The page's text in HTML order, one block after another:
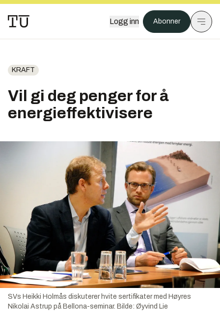
Logg inn Abonner
KRAFT
Vil gi deg penger for å
energieffektivisere
SVs Heikki Holmås diskuterer hvite sertifikater med Høyres
Nikolai Astrup på Bellona-seminar. Bilde: Øyvind Lie